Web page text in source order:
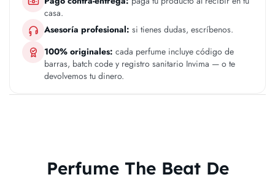
casa.
Asesoría profesional: si tienes dudas, escríbenos.
100% originales: cada perfume incluye código de
barras, batch code y registro sanitario Invima — o te
devolvemos tu dinero.
Perfume The Beat De